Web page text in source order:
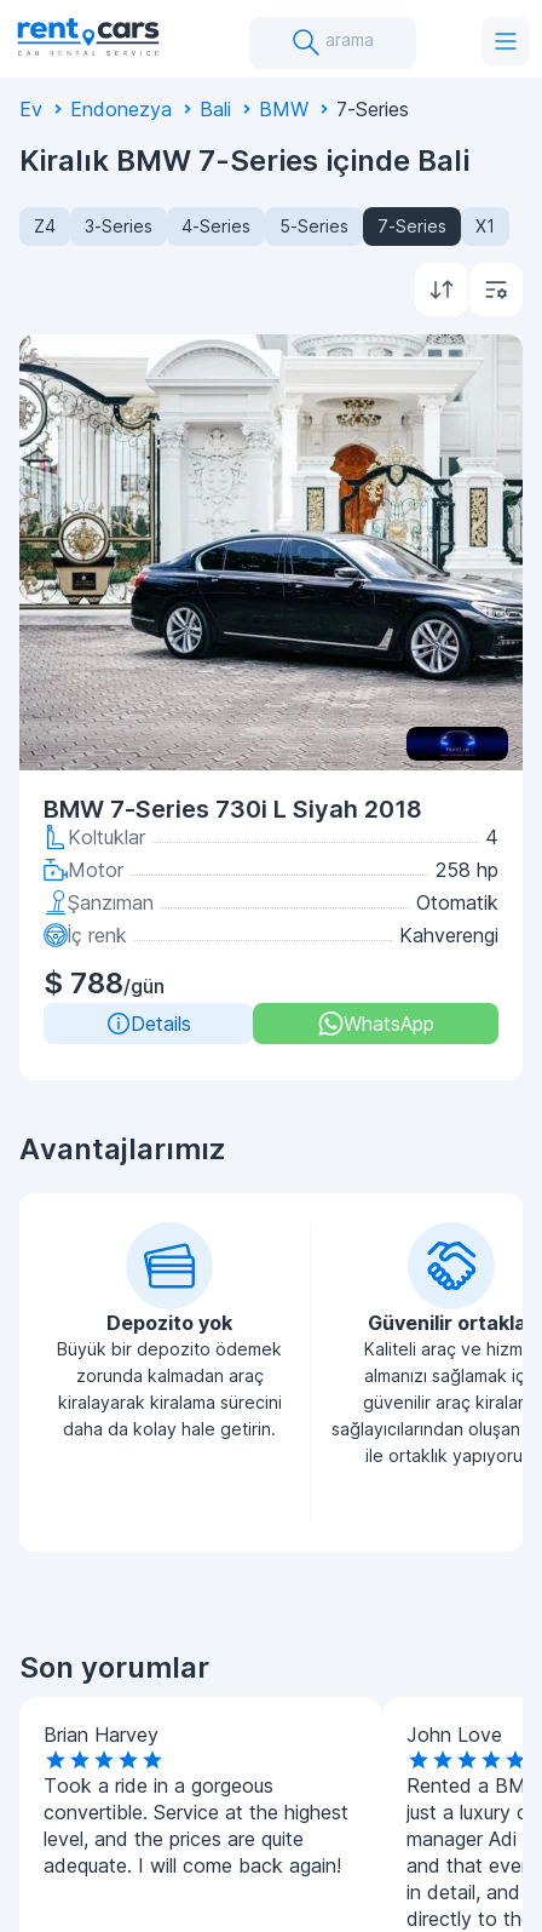
arama
Ev Endonezya Bali BMW 7-Series
Kiralık BMW 7-Series içinde Bali
Z4 3-Series 4-Series 5-Series 7-Series X1
BMW 7-Series 730i L Siyah 2018
Koltuklar
4
Motor
258 hp
Şanzıman
Otomatik
İç renk
Kahverengi
$ 788/gün
Details
WhatsApp
Avantajlarımız
Depozito yok
Büyük bir depozito ödemek
zorunda kalmadan araç
kiralayarak kiralama sürecini
daha da kolay hale getirin.
Güvenilir ortaklar
Kaliteli araç ve hizmet
almanızı sağlamak için
güvenilir araç kiralama
sağlayıcılarından oluşan
ile ortaklık yapıyoruz.
Son yorumlar
Brian Harvey
Took a ride in a gorgeous
convertible. Service at the highest
level, and the prices are quite
adequate. I will come back again!
John Love
Rented a
just a luxury
manager Adi
and that
in detail, and
directly to the